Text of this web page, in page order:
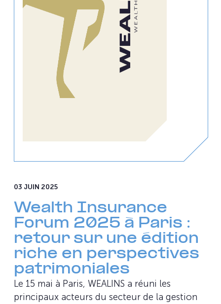
03 JUIN 2025
Wealth Insurance
Forum 2025 à Paris :
retour sur une édition
riche en perspectives
patrimoniales
Le 15 mai à Paris, WEALINS a réuni les
principaux acteurs du secteur de la gestion